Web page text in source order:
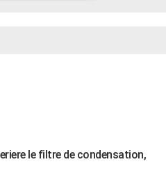
le filtre de condensation,